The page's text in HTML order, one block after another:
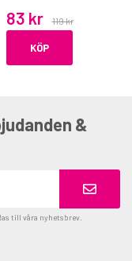
83 kr 119 kr
KÖP
&
till våra nyhetsbrev.